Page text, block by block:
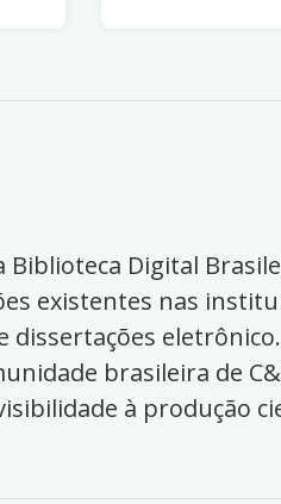
Digital
existentes nas
dissertações
brasileira de
à produção